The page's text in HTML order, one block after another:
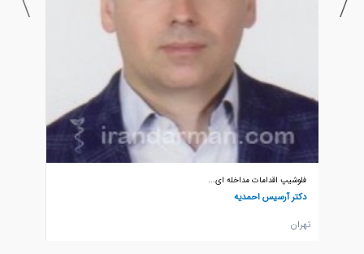
فلوشیپ اقدامات مداخله ای...
دکتر آرسیس احمدیه
تهران